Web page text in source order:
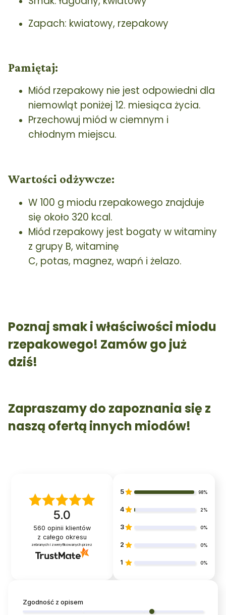
Zapach: kwiatowy, rzepakowy
Pamiętaj:
Miód rzepakowy nie jest odpowiedni dla
niemowląt poniżej 12. miesiąca życia.
Przechowuj miód w ciemnym i
chłodnym miejscu.
Wartości odżywcze:
W 100 g miodu rzepakowego znajduje
się około 320 kcal.
Miód rzepakowy jest bogaty w witaminy
z grupy B, witaminę
C, potas, magnez, wapń i żelazo.
Poznaj smak i właściwości miodu
rzepakowego! Zamów go już
dziś!
Zapraszamy do zapoznania się z
naszą ofertą innych miodów!
5.0
560 opinii klientów
z całego okresu
zebranych i zweryfikowanych przez
5 98%
4 2%
3 0%
2 0%
1 0%
Zgodność z opisem